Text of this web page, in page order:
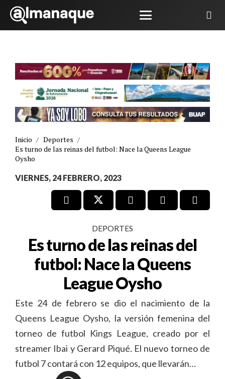
Inicio / Deportes /
Es turno de las reinas del futbol: Nace la Queens League
Oysho
VIERNES, 24 FEBRERO, 2023
DEPORTES
Es turno de las reinas del
futbol: Nace la Queens
League Oysho
Este 24 de febrero se dio el nacimiento de la
Queens League Oysho, la versión femenina del
torneo de futbol Kings League, creado por el
streamer Ibai y Gerard Piqué. El nuevo torneo de
futbol 7 contará con 12 equipos, que llevarán…